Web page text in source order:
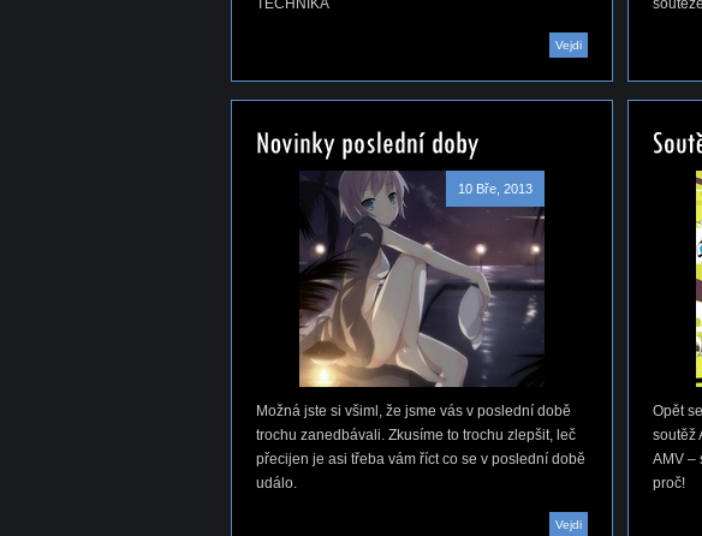
TECHNIKA
Vejdi
10 Bře, 2013
Možná jste si všiml, že jsme vás v poslední době
trochu zanedbávali. Zkusíme to trochu zlepšit, leč
přecijen je asi třeba vám říct co se v poslední době
událo.
Vejdi
Opět
soutěž
AMV –
proč!